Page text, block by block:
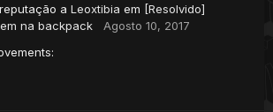
reputação a Leoxtibia em [Resolvido]
na backpack
Agosto 10, 2017